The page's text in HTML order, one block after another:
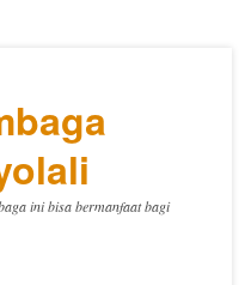
ini bisa bermanfaat bagi